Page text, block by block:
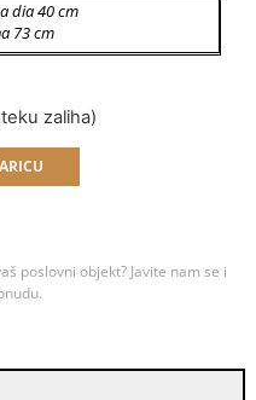
dia 40 cm
73 cm
zaliha)
poslovni objekt? Javite nam se i